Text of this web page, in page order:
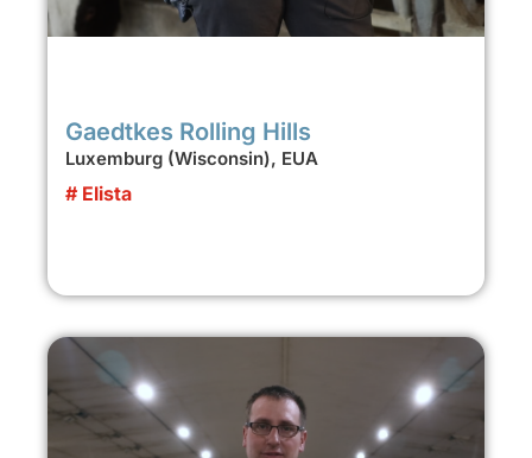
Gaedtkes Rolling Hills
Luxemburg (Wisconsin), EUA
# Elista